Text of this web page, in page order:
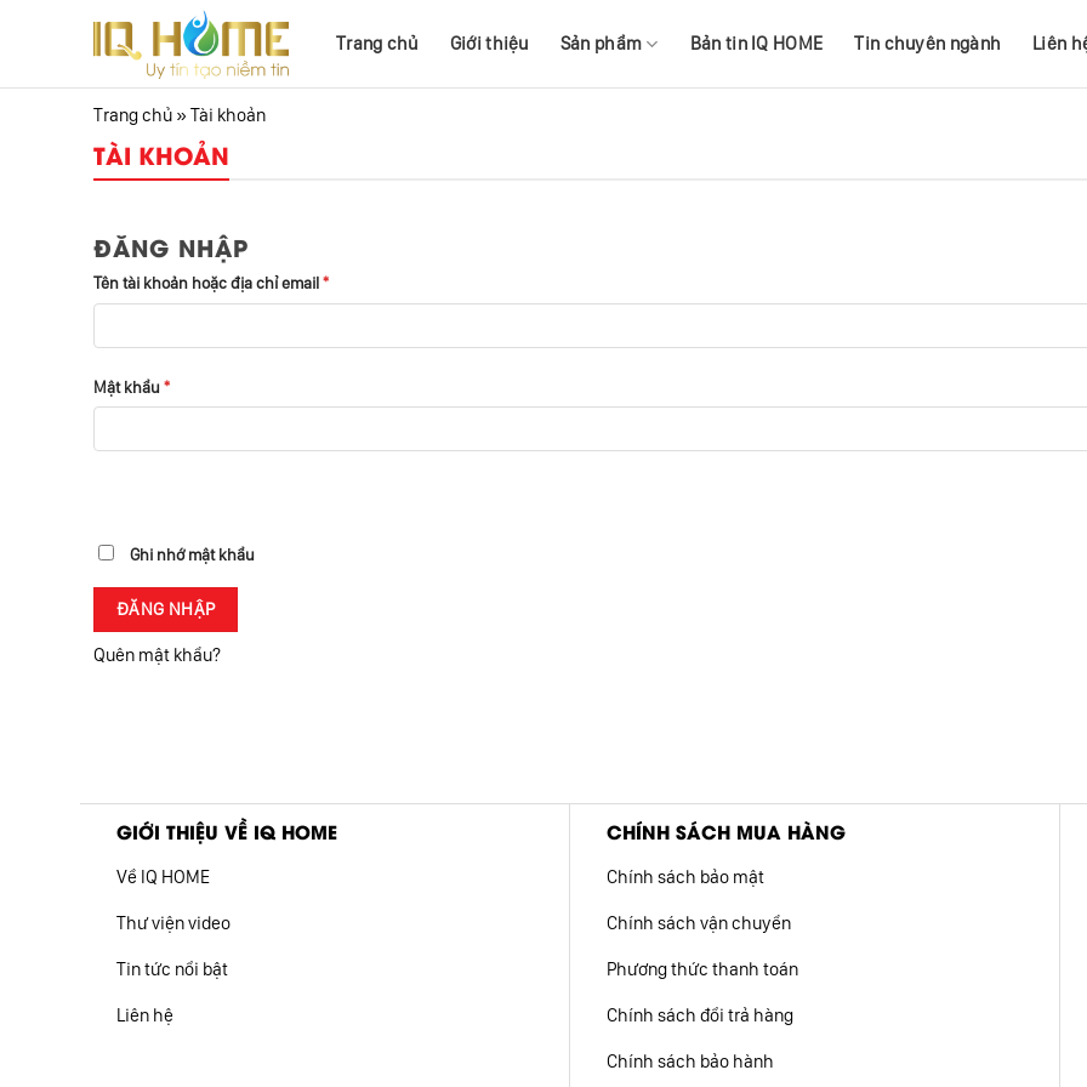
Trang chủ Giới thiệu Sản phẩm Bản tin IQ HOME Tin chuyên ngành Liên
Trang chủ » Tài khoản
TÀI KHOẢN
ĐĂNG NHẬP
Tên tài khoản hoặc địa chỉ email*
Mật khẩu*
Ghi nhớ mật khẩu
ĐĂNG NHẬP
Quên mật khẩu?
GIỚI THIỆU VỀ IQ HOME
Về IQ HOME
Thư viện video
Tin tức nổi bật
Liên hệ
CHÍNH SÁCH MUA HÀNG
Chính sách bảo mật
Chính sách vận chuyển
Phương thức thanh toán
Chính sách đổi trả hàng
Chính sách bảo hành